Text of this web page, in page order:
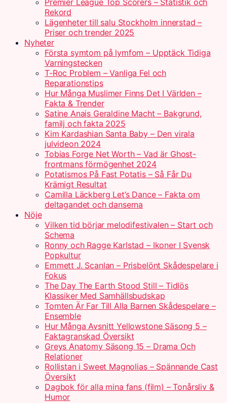
Premier League Top Scorers – Statistik och
Rekord
Lägenheter till salu Stockholm innerstad –
Priser och trender 2025
Nyheter
Första symtom på lymfom – Upptäck Tidiga
Varningstecken
T-Roc Problem – Vanliga Fel och
Reparationstips
Hur Många Muslimer Finns Det I Världen –
Fakta & Trender
Satine Anais Geraldine Macht – Bakgrund,
familj och fakta 2025
Kim Kardashian Santa Baby – Den virala
julvideon 2024
Tobias Forge Net Worth – Vad är Ghost-
frontmans förmögenhet 2024
Potatismos På Fast Potatis – Så Får Du
Krämigt Resultat
Camilla Läckberg Let’s Dance – Fakta om
deltagandet och danserna
Nöje
Vilken tid börjar melodifestivalen – Start och
Schema
Ronny och Ragge Karlstad – Ikoner I Svensk
Popkultur
Emmett J. Scanlan – Prisbelönt Skådespelare i
Fokus
The Day The Earth Stood Still – Tidlös
Klassiker Med Samhällsbudskap
Tomten Är Far Till Alla Barnen Skådespelare –
Ensemble
Hur Många Avsnitt Yellowstone Säsong 5 –
Faktagranskad Översikt
Greys Anatomy Säsong 15 – Drama Och
Relationer
Rollistan i Sweet Magnolias – Spännande Cast
Översikt
Dagbok för alla mina fans (film) – Tonårsliv &
Humor